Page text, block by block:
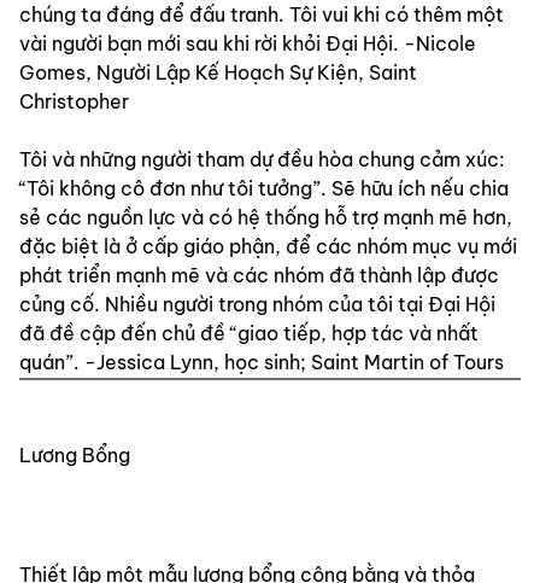
chúng ta đáng để đấu tranh. Tôi vui khi có thêm một
vài người bạn mới sau khi rời khỏi Đại Hội. -Nicole
Gomes, Người Lập Kế Hoạch Sự Kiện, Saint
Christopher
Tôi và những người tham dự đều hòa chung cảm xúc:
“Tôi không cô đơn như tôi tưởng”. Sẽ hữu ích nếu chia
sẻ các nguồn lực và có hệ thống hỗ trợ mạnh mẽ hơn,
đặc biệt là ở cấp giáo phận, để các nhóm mục vụ mới
phát triển mạnh mẽ và các nhóm đã thành lập được
củng cố. Nhiều người trong nhóm của tôi tại Đại Hội
đã đề cập đến chủ đề “giao tiếp, hợp tác và nhất
quán”. -Jessica Lynn, học sinh; Saint Martin of Tours
Lương Bổng
Thiết lập một mẫu lương bổng công bằng và thỏa